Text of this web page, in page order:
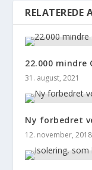
RELATEREDE
22.000 mindre
31. august, 2021
Ny forbedret
12. november, 2018